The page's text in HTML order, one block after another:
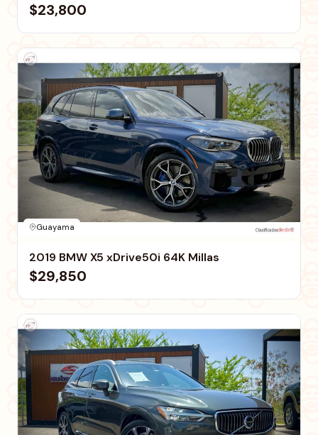
$23,800
Guayama
2019 BMW X5 xDrive50i 64K Millas
$29,850